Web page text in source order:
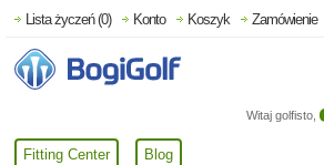
Witaj golfisto,
Fitting Center Blog
Lista życzeń (0) Konto Koszyk Zamówienie